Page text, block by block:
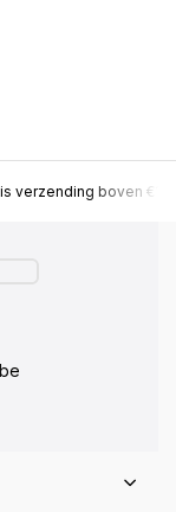
verzending boven